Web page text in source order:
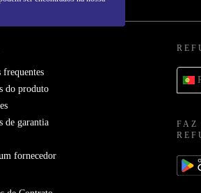
frequentes
do produto
de garantia
fornecedor
FAZ